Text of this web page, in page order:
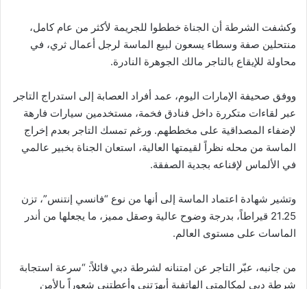
وكشفت الشرطة أن الجناة خططوا للجريمة لأكثر من عام كامل،
منتحلين صفة وسطاء يسعون لبيع الماسة لرجل أعمال ثري، في
محاولة للإيقاع بالتاجر مالك الجوهرة النادرة.
ووفق صحيفة الإمارات اليوم، عمد أفراد العصابة إلى استدراج التاجر
عبر لقاءات متكررة داخل فنادق فخمة، مستخدمين سيارات فارهة
لإضفاء المصداقية على مخططهم. ورغم تمسك التاجر بعدم إخراج
الماسة من محله نظراً لقيمتها العالية، استعان الجناة بخبير عالمي
في الألماس لإقناعه بجدية الصفقة.
وتشير شهادة اعتماد الماسة إلى أنها من نوع “فانسي إنتنس”، تزن
21.25 قيراطاً، بدرجة وضوح عالية وصقل مميز، ما يجعلها من أندر
الماسات على مستوى العالم.
من جانبه، عبّر التاجر عن امتنانه لشرطة دبي قائلاً: “سرعة استجابة
شرطة دبي لمكالمتي الهاتفية أبهرَتني وأعطتني شعوراً بالأمن